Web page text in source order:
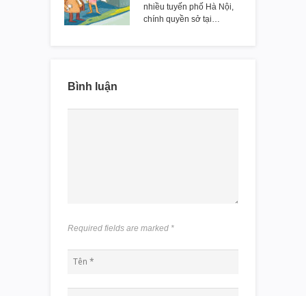
nhiều tuyến phố Hà Nội,
chính quyền sở tại…
Bình luận
Required fields are marked *